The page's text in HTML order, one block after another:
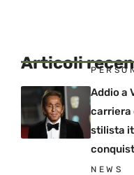
Articoli
Addio a
carriera
stilista
NEWS